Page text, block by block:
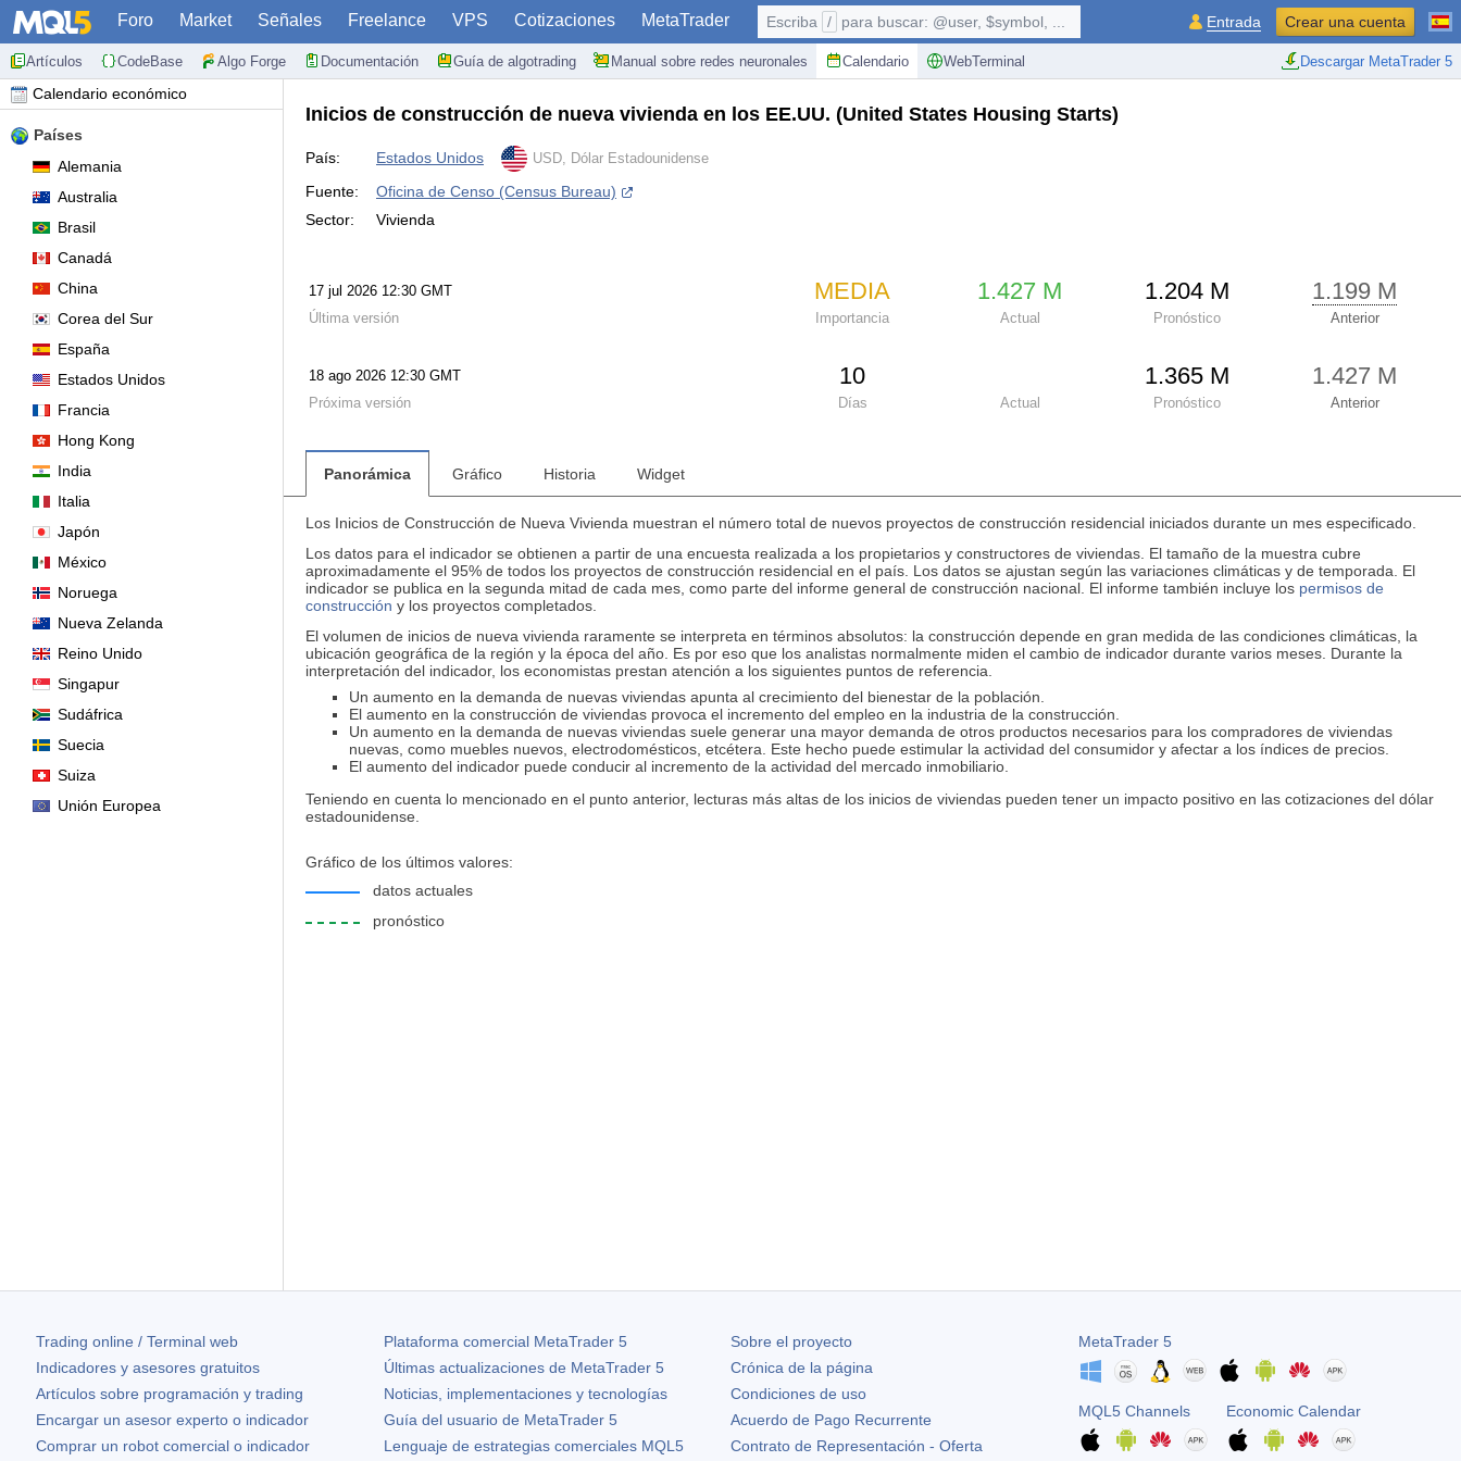
Foro Market Señales Freelance VPS Cotizaciones MetaTrader
Artículos CodeBase Algo Forge Documentación Guía de algotrading Manual sobre redes neuronales Calendario WebTerminal Descargar MetaTrader 5
Escriba / para buscar: @user, $symbol, ... Entrada Crear una cuenta
Calendario económico
Países
Alemania
Australia
Brasil
Canadá
China
Corea del Sur
España
Estados Unidos
Francia
Hong Kong
India
Italia
Japón
México
Noruega
Nueva Zelanda
Reino Unido
Singapur
Sudáfrica
Suecia
Suiza
Unión Europea
Inicios de construcción de nueva vivienda en los EE.UU. (United States Housing Starts)
País: Estados Unidos USD, Dólar Estadounidense
Fuente:
Oficina de Censo (Census Bureau)
Sector:
Vivienda
17 jul 2026 12:30 GMT MEDIA 1.427 M 1.204 M 1.199 M
Última versión Importancia Actual Pronóstico Anterior
18 ago 2026 12:30 GMT 10 1.365 M 1.427 M
Próxima versión Días Actual Pronóstico Anterior
Panorámica Gráfico Historia Widget
Los Inicios de Construcción de Nueva Vivienda muestran el número total de nuevos proyectos de construcción residencial iniciados durante un mes especificado.
Los datos para el indicador se obtienen a partir de una encuesta realizada a los propietarios y constructores de viviendas. El tamaño de la muestra cubre
aproximadamente el 95% de todos los proyectos de construcción residencial en el país. Los datos se ajustan según las variaciones climáticas y de temporada. El
indicador se publica en la segunda mitad de cada mes, como parte del informe general de construcción nacional. El informe también incluye los permisos de
construcción y los proyectos completados.
El volumen de inicios de nueva vivienda raramente se interpreta en términos absolutos: la construcción depende en gran medida de las condiciones climáticas, la
ubicación geográfica de la región y la época del año. Es por eso que los analistas normalmente miden el cambio de indicador durante varios meses. Durante la
interpretación del indicador, los economistas prestan atención a los siguientes puntos de referencia.
Un aumento en la demanda de nuevas viviendas apunta al crecimiento del bienestar de la población.
El aumento en la construcción de viviendas provoca el incremento del empleo en la industria de la construcción.
Un aumento en la demanda de nuevas viviendas suele generar una mayor demanda de otros productos necesarios para los compradores de viviendas
nuevas, como muebles nuevos, electrodomésticos, etcétera. Este hecho puede estimular la actividad del consumidor y afectar a los índices de precios.
El aumento del indicador puede conducir al incremento de la actividad del mercado inmobiliario.
Teniendo en cuenta lo mencionado en el punto anterior, lecturas más altas de los inicios de viviendas pueden tener un impacto positivo en las cotizaciones del dólar
estadounidense.
Gráfico de los últimos valores:
datos actuales
pronóstico
Trading online / Terminal web
Indicadores y asesores gratuitos
Artículos sobre programación y trading
Encargar un asesor experto o indicador
Comprar un robot comercial o indicador
Plataforma comercial MetaTrader 5
Últimas actualizaciones de MetaTrader 5
Noticias, implementaciones y tecnologías
Guía del usuario de MetaTrader 5
Lenguaje de estrategias comerciales MQL5
Sobre el proyecto
Crónica de la página
Condiciones de uso
Acuerdo de Pago Recurrente
Contrato de Representación - Oferta
MetaTrader 5
MQL5 Channels Economic Calendar